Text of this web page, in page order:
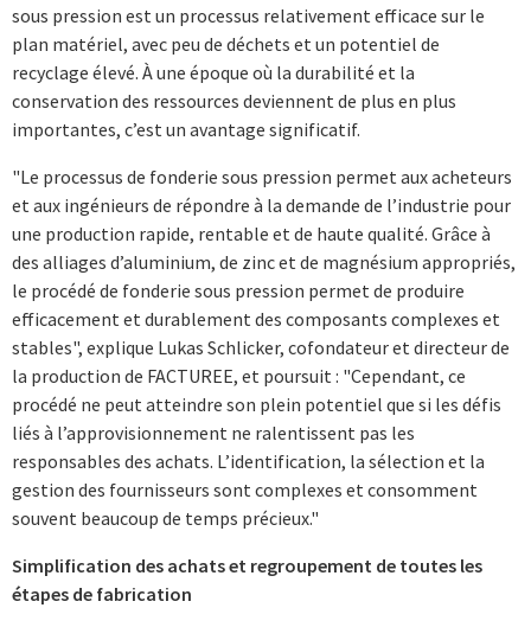
sous pression est un processus relativement efficace sur le
plan matériel, avec peu de déchets et un potentiel de
recyclage élevé. À une époque où la durabilité et la
conservation des ressources deviennent de plus en plus
importantes, c’est un avantage significatif.
"Le processus de fonderie sous pression permet aux acheteurs
et aux ingénieurs de répondre à la demande de l’industrie pour
une production rapide, rentable et de haute qualité. Grâce à
des alliages d’aluminium, de zinc et de magnésium appropriés,
le procédé de fonderie sous pression permet de produire
efficacement et durablement des composants complexes et
stables", explique Lukas Schlicker, cofondateur et directeur de
la production de FACTUREE, et poursuit : "Cependant, ce
procédé ne peut atteindre son plein potentiel que si les défis
liés à l’approvisionnement ne ralentissent pas les
responsables des achats. L’identification, la sélection et la
gestion des fournisseurs sont complexes et consomment
souvent beaucoup de temps précieux."
Simplification des achats et regroupement de toutes les
étapes de fabrication